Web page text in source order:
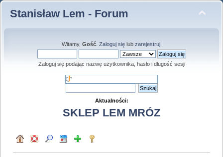
Stanisław Lem - Forum
Witamy, Gość. Zaloguj sięlub zarejestruj.
Zaloguj się podając nazwę użytkownika, hasło i długość sesji
Aktualności:
SKLEP LEM MRÓZ